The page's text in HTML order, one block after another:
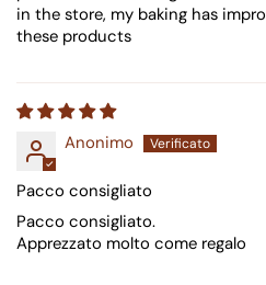
in the store, my baking has
these products
Anonimo
Pacco consigliato
Pacco consigliato.
Apprezzato molto come regalo